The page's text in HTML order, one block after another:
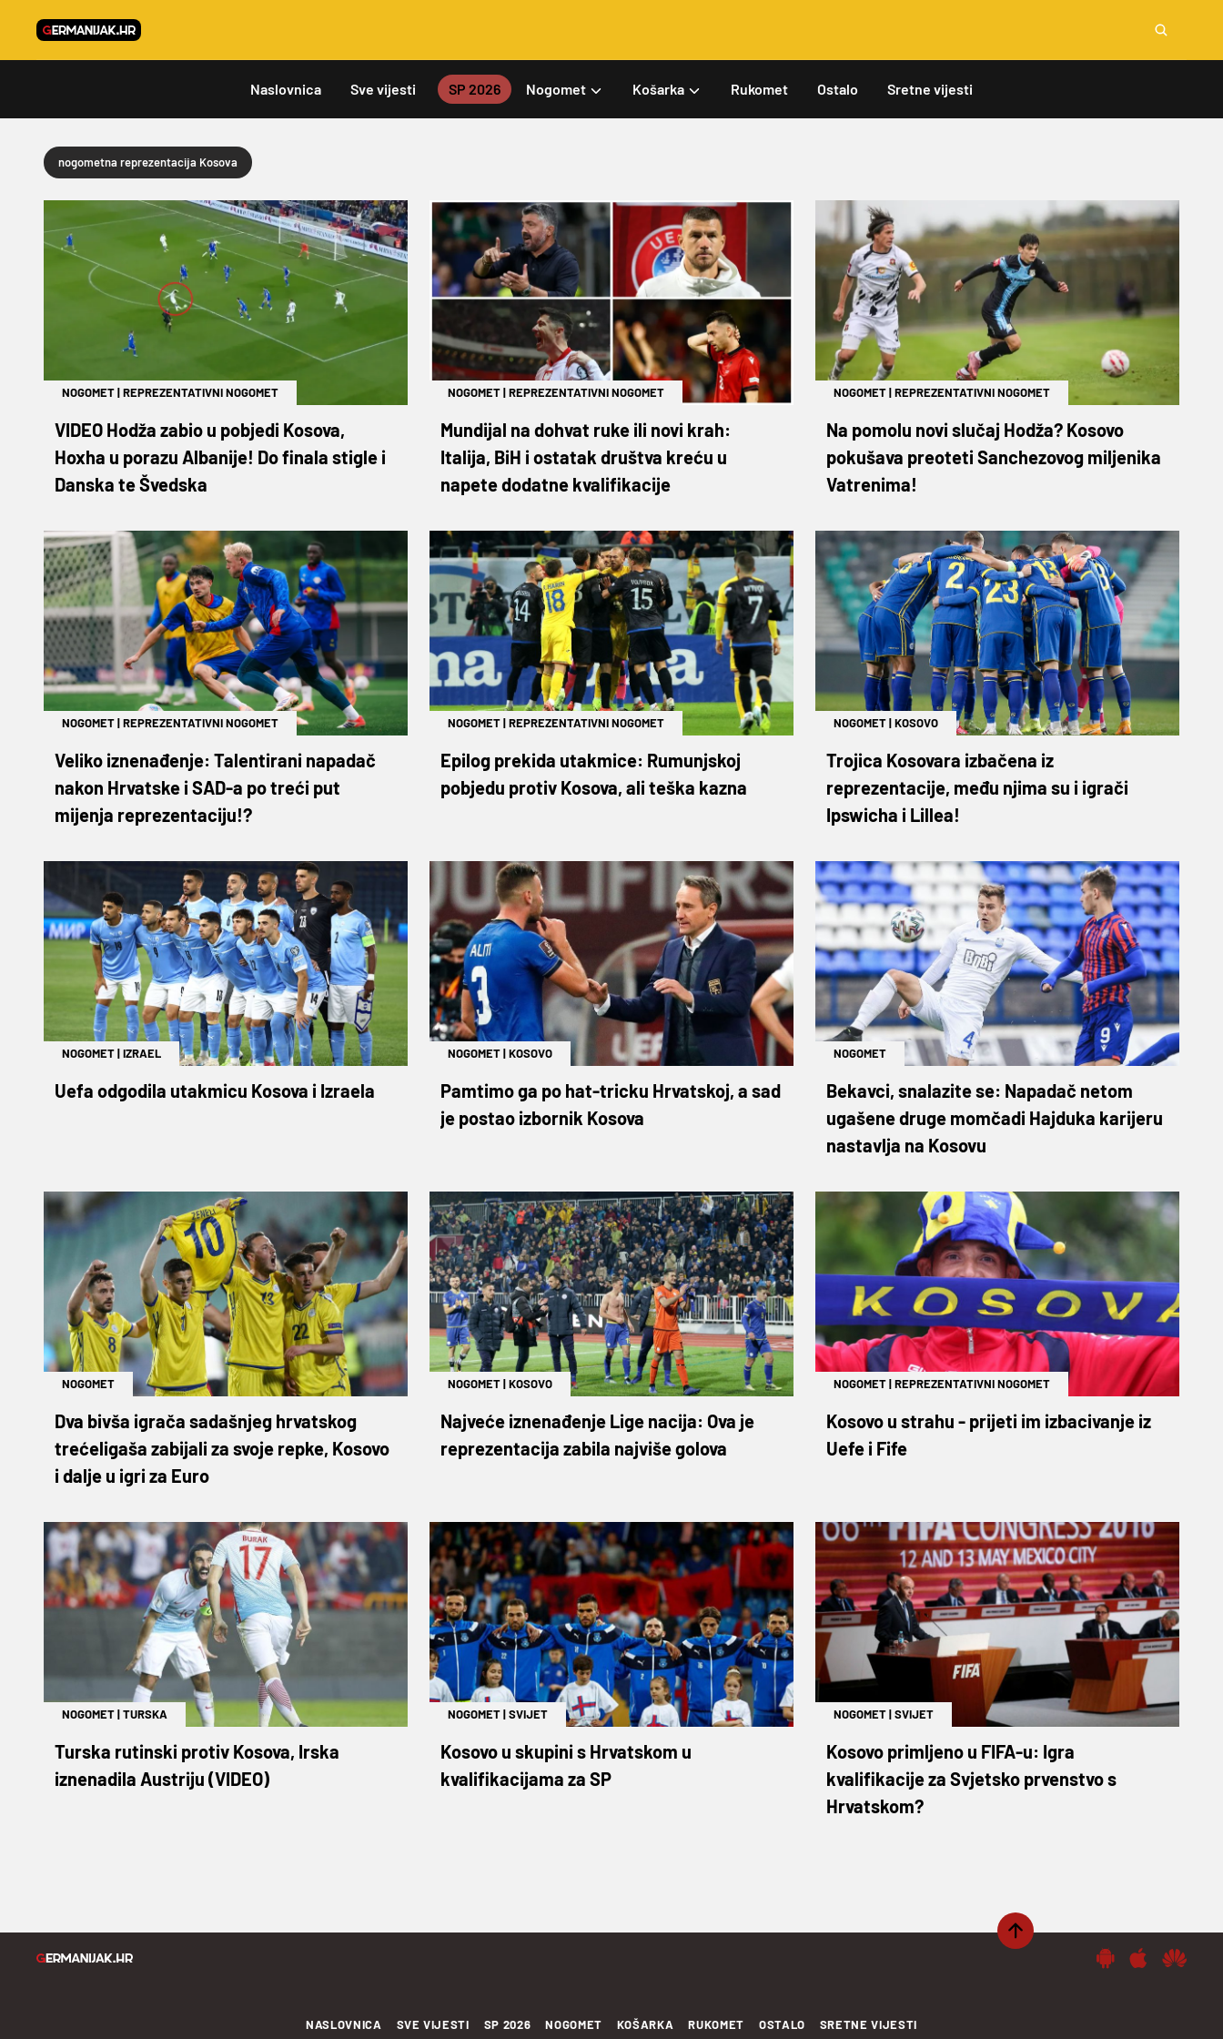
Naslovnica Sve vijesti SP 2026 Nogomet Košarka Rukomet Ostalo Sretne vijesti
nogometna reprezentacija Kosova
NOGOMET|REPREZENTATIVNI NOGOMET
VIDEO Hodža zabio u pobjedi Kosova,
Hoxha u porazu Albanije! Do finala stigle i
Danska te Švedska
NOGOMET|REPREZENTATIVNI NOGOMET
Mundijal na dohvat ruke ili novi krah:
Italija, BiH i ostatak društva kreću u
napete dodatne kvalifikacije
NOGOMET|REPREZENTATIVNI NOGOMET
Na pomolu novi slučaj Hodža? Kosovo
pokušava preoteti Sanchezovog miljenika
Vatrenima!
NOGOMET|REPREZENTATIVNI NOGOMET
Veliko iznenađenje: Talentirani napadač
nakon Hrvatske i SAD-a po treći put
mijenja reprezentaciju!?
NOGOMET|REPREZENTATIVNI NOGOMET
Epilog prekida utakmice: Rumunjskoj
pobjedu protiv Kosova, ali teška kazna
NOGOMET|KOSOVO
Trojica Kosovara izbačena iz
reprezentacije, među njima su i igrači
Ipswicha i Lillea!
NOGOMET|IZRAEL
Uefa odgodila utakmicu Kosova i Izraela
NOGOMET|KOSOVO
Pamtimo ga po hat-tricku Hrvatskoj, a sad
je postao izbornik Kosova
NOGOMET
Bekavci, snalazite se: Napadač netom
ugašene druge momčadi Hajduka karijeru
nastavlja na Kosovu
NOGOMET
Dva bivša igrača sadašnjeg hrvatskog
trećeligaša zabijali za svoje repke, Kosovo
i dalje u igri za Euro
NOGOMET|KOSOVO
Najveće iznenađenje Lige nacija: Ova je
reprezentacija zabila najviše golova
NOGOMET|REPREZENTATIVNI NOGOMET
Kosovo u strahu - prijeti im izbacivanje iz
Uefe i Fife
NOGOMET|TURSKA
Turska rutinski protiv Kosova, Irska
iznenadila Austriju (VIDEO)
NOGOMET|SVIJET
Kosovo u skupini s Hrvatskom u
kvalifikacijama za SP
NOGOMET|SVIJET
Kosovo primljeno u FIFA-u: Igra
kvalifikacije za Svjetsko prvenstvo s
Hrvatskom?
NASLOVNICA SVE VIJESTI SP 2026 NOGOMET KOŠARKA RUKOMET OSTALO SRETNE VIJESTI